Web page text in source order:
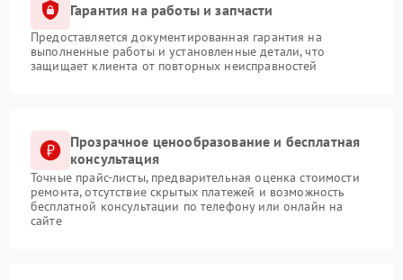
Гарантия на работы и запчасти
Предоставляется документированная гарантия на
выполненные работы и установленные детали, что
защищает клиента от повторных неисправностей
Прозрачное ценообразование и бесплатная
консультация
Точные прайс-листы, предварительная оценка стоимости
ремонта, отсутствие скрытых платежей и возможность
бесплатной консультации по телефону или онлайн на
сайте